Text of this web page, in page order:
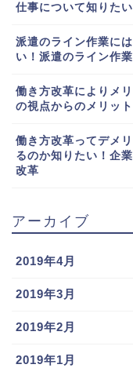
仕事について知りた
派遣のライン作業に
い！派遣のライン作
働き方改革によりメ
の視点からのメリッ
働き方改革ってデメ
るのか知りたい！企
改革
アーカイブ
2019年4月
2019年3月
2019年2月
2019年1月